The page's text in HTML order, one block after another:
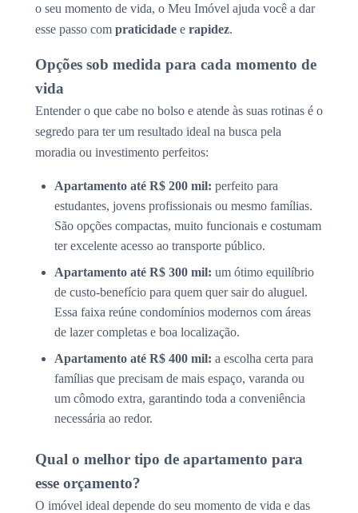
o seu momento de vida, o Meu Imóvel ajuda você a dar
esse passo com praticidade e rapidez.
Opções sob medida para cada momento de
vida
Entender o que cabe no bolso e atende às suas rotinas é o
segredo para ter um resultado ideal na busca pela
moradia ou investimento perfeitos:
Apartamento até R$ 200 mil: perfeito para
estudantes, jovens profissionais ou mesmo famílias.
São opções compactas, muito funcionais e costumam
ter excelente acesso ao transporte público.
Apartamento até R$ 300 mil: um ótimo equilíbrio
de custo-benefício para quem quer sair do aluguel.
Essa faixa reúne condomínios modernos com áreas
de lazer completas e boa localização.
Apartamento até R$ 400 mil: a escolha certa para
famílias que precisam de mais espaço, varanda ou
um cômodo extra, garantindo toda a conveniência
necessária ao redor.
Qual o melhor tipo de apartamento para
esse orçamento?
O imóvel ideal depende do seu momento de vida e das